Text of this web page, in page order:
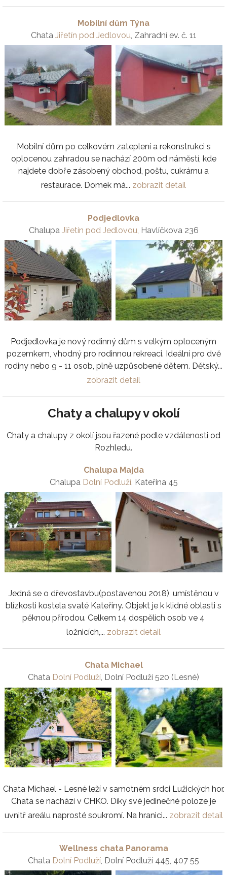
Mobilní dům Týna
Chata Jiřetín pod Jedlovou, Zahradní ev. č. 11
Mobilní dům po celkovém zateplení a rekonstrukci s
oplocenou zahradou se nachází 200m od náměstí, kde
najdete dobře zásobený obchod, poštu, cukrárnu a
restaurace. Domek má... zobrazit detail
Podjedlovka
Chalupa Jiřetín pod Jedlovou, Havlíčkova 236
Podjedlovka je nový rodinný dům s velkým oploceným
pozemkem, vhodný pro rodinnou rekreaci. Ideální pro dvě
rodiny nebo 9 - 11 osob, plně uzpůsobené dětem. Dětský...
zobrazit detail
Chaty a chalupy v okolí
Chaty a chalupy z okolí jsou řazené podle vzdálenosti od
Rozhledu.
Chalupa Majda
Chalupa Dolní Podluží, Kateřina 45
Jedná se o dřevostavbu(postavenou 2018), umístěnou v
blízkosti kostela svaté Kateřiny. Objekt je k klidné oblasti s
pěknou přírodou. Celkem 14 dospělích osob ve 4
ložnicích,... zobrazit detail
Chata Michael
Chata Dolní Podluží, Dolní Podluží 520 (Lesné)
Chata Michael - Lesné leží v samotném srdci Lužických hor.
Chata se nachází v CHKO. Díky své jedinečné poloze je
uvnitř areálu naprosté soukromí. Na hranici... zobrazit detail
Wellness chata Panorama
Chata Dolní Podluží , Dolní Podluží 445, 407 55